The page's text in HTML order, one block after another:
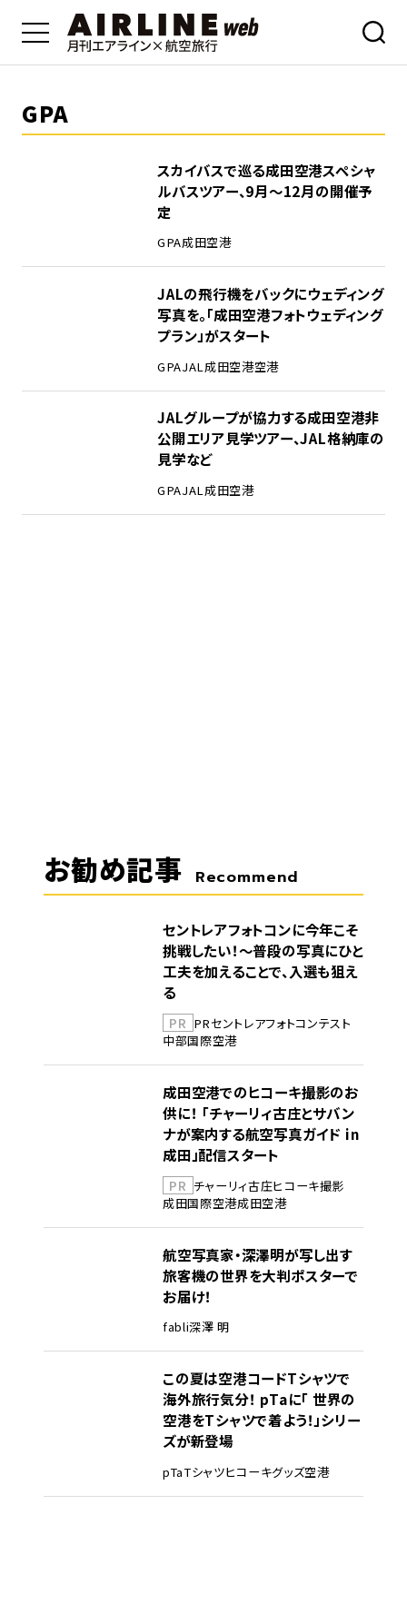
GPA
スカイバスで巡る成田空港スペシャ
ルバスツアー、9月～12月の開催予
定
GPA成田空港
JALの飛行機をバックにウェディング
写真を。「成田空港フォトウェディング
プラン」がスタート
GPAJAL 成田空港空港
JALグループが協力する成田空港非
公開エリア見学ツアー、JAL格納庫の
見学など
GPAJAL成田空港
お勧め記事 Recommend
セントレアフォトコンに今年こそ
挑戦したい！～普段の写真にひと
工夫を加えることで、入選も狙え
る
PR PRセントレアフォトコンテスト
中部国際空港
成田空港でのヒコーキ撮影のお
供に！ 「チャーリィ古庄とサバン
ナが案内する航空写真ガイド in
成田」配信スタート
PR チャーリィ古庄ヒコーキ撮影
成田国際空港成田空港
航空写真家・深澤明が写し出す
旅客機の世界を大判ポスターで
お届け！
fabli深澤 明
この夏は空港コードTシャツで
海外旅行気分！ pTaに「 世界の
空港をTシャツで着よう！」シリー
ズが新登場
pTaTシャツヒコーキグッズ空港